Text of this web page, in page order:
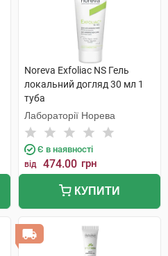
Noreva Exfoliac NS Гель
локальний догляд 30 мл 1
туба
Лабораторії Норева
Є в наявності
від 474.00 грн
КУПИТИ